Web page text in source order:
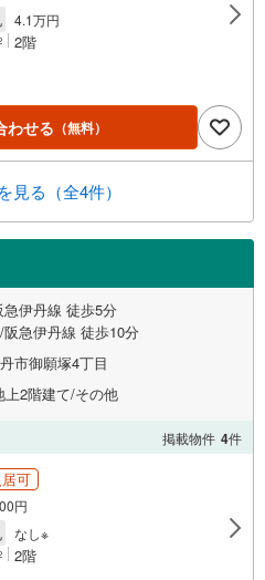
4.1万円
2階
わせる （無料）
見る（全4件）
伊丹線 徒歩5分
急伊丹線 徒歩10分
市御願塚4丁目
上2階建て/その他
掲載物件 4件
可
円
なし※
2階